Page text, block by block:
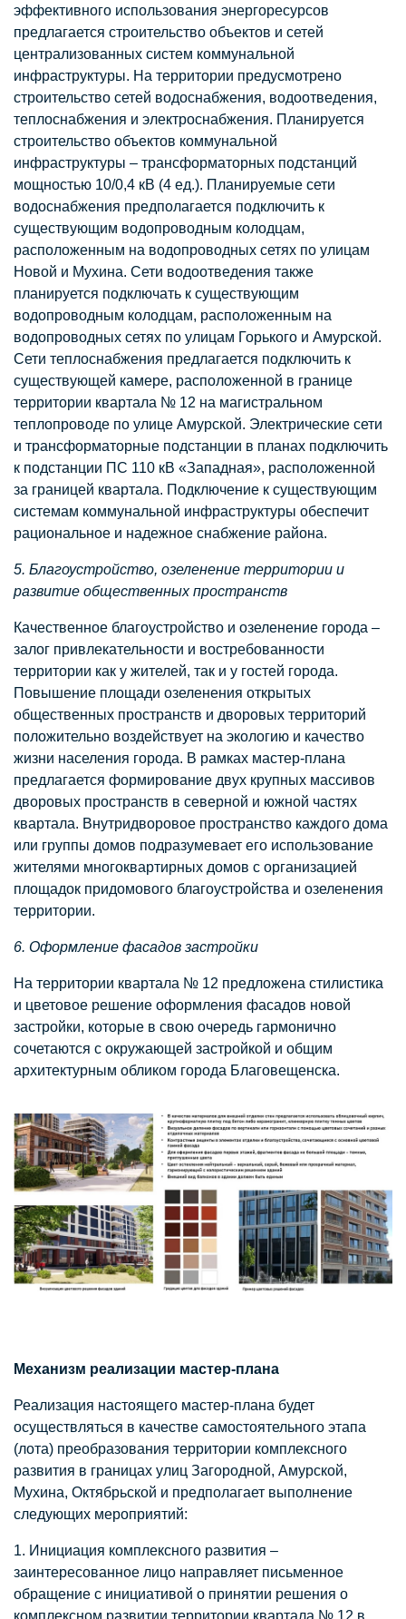
эффективного использования энергоресурсов
предлагается строительство объектов и сетей
централизованных систем коммунальной
инфраструктуры. На территории предусмотрено
строительство сетей водоснабжения, водоотведения,
теплоснабжения и электроснабжения. Планируется
строительство объектов коммунальной
инфраструктуры – трансформаторных подстанций
мощностью 10/0,4 кВ (4 ед.). Планируемые сети
водоснабжения предполагается подключить к
существующим водопроводным колодцам,
расположенным на водопроводных сетях по улицам
Новой и Мухина. Сети водоотведения также
планируется подключать к существующим
водопроводным колодцам, расположенным на
водопроводных сетях по улицам Горького и Амурской.
Сети теплоснабжения предлагается подключить к
существующей камере, расположенной в границе
территории квартала № 12 на магистральном
теплопроводе по улице Амурской. Электрические сети
и трансформаторные подстанции в планах подключить
к подстанции ПC 110 кВ «Западная», расположенной
за границей квартала. Подключение к существующим
системам коммунальной инфраструктуры обеспечит
рациональное и надежное снабжение района.
5. Благоустройство, озеленение территории и
развитие общественных пространств
Качественное благоустройство и озеленение города –
залог привлекательности и востребованности
территории как у жителей, так и у гостей города.
Повышение площади озеленения открытых
общественных пространств и дворовых территорий
положительно воздействует на экологию и качество
жизни населения города. В рамках мастер-плана
предлагается формирование двух крупных массивов
дворовых пространств в северной и южной частях
квартала. Внутридворовое пространство каждого дома
или группы домов подразумевает его использование
жителями многоквартирных домов с организацией
площадок придомового благоустройства и озеленения
территории.
6. Оформление фасадов застройки
На территории квартала № 12 предложена стилистика
и цветовое решение оформления фасадов новой
застройки, которые в свою очередь гармонично
сочетаются с окружающей застройкой и общим
архитектурным обликом города Благовещенска.
Механизм реализации мастер-плана
Реализация настоящего мастер-плана будет
осуществляться в качестве самостоятельного этапа
(лота) преобразования территории комплексного
развития в границах улиц Загородной, Амурской,
Мухина, Октябрьской и предполагает выполнение
следующих мероприятий:
1. Инициация комплексного развития –
заинтересованное лицо направляет письменное
обращение с инициативой о принятии решения о